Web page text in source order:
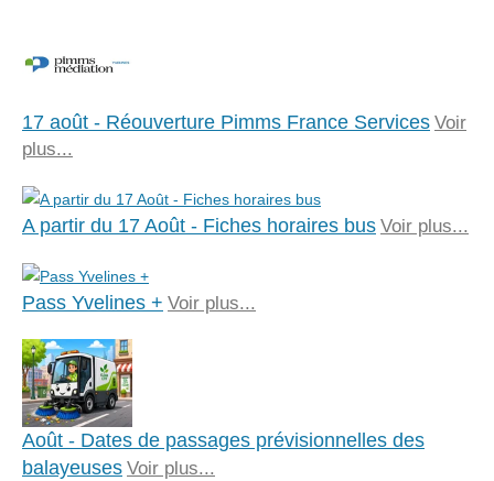
17 août - Réouverture Pimms France Services Voir
plus...
A partir du 17 Août - Fiches horaires bus Voir plus...
Pass Yvelines + Voir plus...
Août - Dates de passages prévisionnelles des
balayeuses Voir plus...